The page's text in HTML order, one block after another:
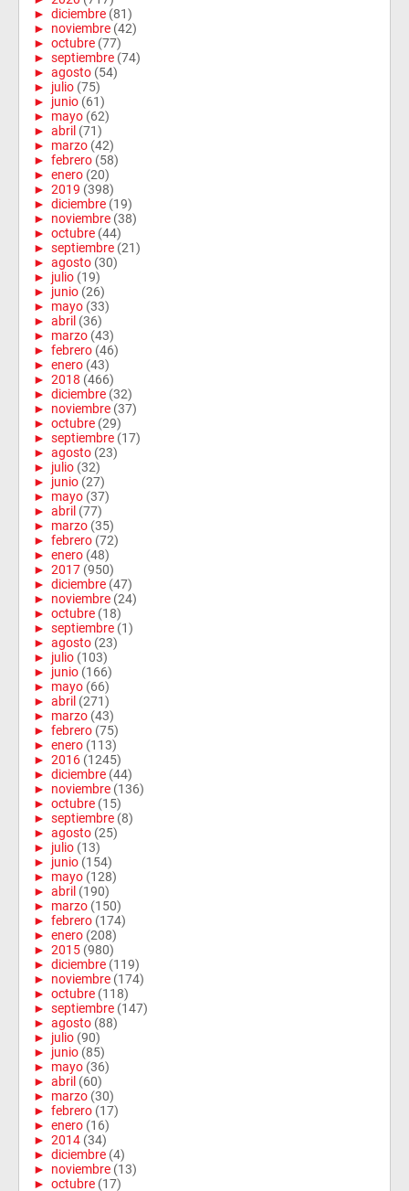
► diciembre (81)
► noviembre (42)
► octubre (77)
► septiembre (74)
► agosto (54)
► julio (75)
► junio (61)
► mayo (62)
► abril (71)
► marzo (42)
► febrero (58)
► enero (20)
► 2019 (398)
► diciembre (19)
► noviembre (38)
► octubre (44)
► septiembre (21)
► agosto (30)
► julio (19)
► junio (26)
► mayo (33)
► abril (36)
► marzo (43)
► febrero (46)
► enero (43)
► 2018 (466)
► diciembre (32)
► noviembre (37)
► octubre (29)
► septiembre (17)
► agosto (23)
► julio (32)
► junio (27)
► mayo (37)
► abril (77)
► marzo (35)
► febrero (72)
► enero (48)
► 2017 (950)
► diciembre (47)
► noviembre (24)
► octubre (18)
► septiembre (1)
► agosto (23)
► julio (103)
► junio (166)
► mayo (66)
► abril (271)
► marzo (43)
► febrero (75)
► enero (113)
► 2016 (1245)
► diciembre (44)
► noviembre (136)
► octubre (15)
► septiembre (8)
► agosto (25)
► julio (13)
► junio (154)
► mayo (128)
► abril (190)
► marzo (150)
► febrero (174)
► enero (208)
► 2015 (980)
► diciembre (119)
► noviembre (174)
► octubre (118)
► septiembre (147)
► agosto (88)
► julio (90)
► junio (85)
► mayo (36)
► abril (60)
► marzo (30)
► febrero (17)
► enero (16)
► 2014 (34)
► diciembre (4)
► noviembre (13)
► octubre (17)